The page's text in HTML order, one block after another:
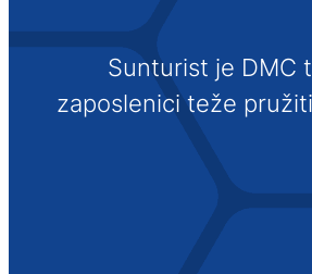
Sunturist je DMC
zaposlenici teže